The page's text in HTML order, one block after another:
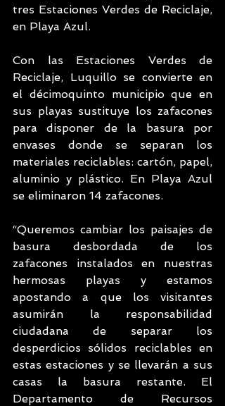
tres Estaciones Verdes de Reciclaje,
en Playa Azul.
Con las Estaciones Verdes de
Reciclaje, Luquillo se convierte en
el décimoquinto municipio que en
sus playas sustituye los zafacones
para disponer de la basura por
envases donde se separan los
materiales reciclables: cartón, papel,
aluminio y plástico. En Playa Azul
se eliminaron 14 zafacones.
“Queremos cambiar los paisajes de
basura desbordada de los
zafacones instalados en nuestras
hermosas playas y estamos
apostando a que los visitantes
asumirán la responsabilidad
ciudadana de separar los
desperdicios sólidos reciclables en
estas estaciones y se llevarán a sus
casas la basura restante. El
Departamento de Recursos